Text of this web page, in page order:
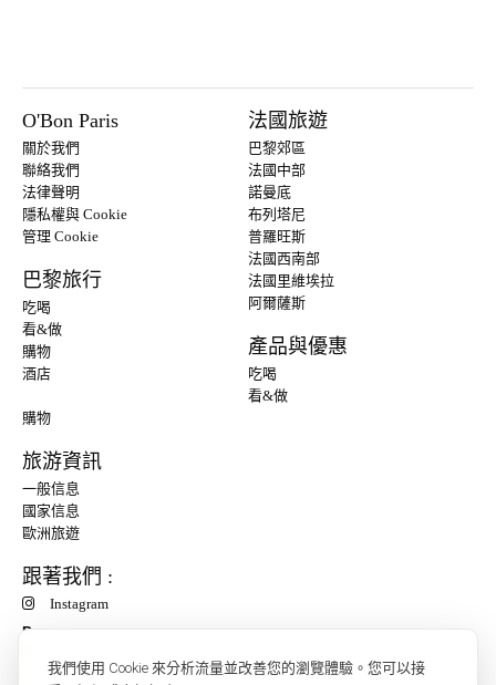
我們使用 Cookie 來分析流量並改善您的瀏覽體驗。您可以接
O'Bon Paris
關於我們
聯絡我們
法律聲明
隱私權與 Cookie
管理 Cookie
巴黎旅行
吃喝
看&做
購物
酒店
法國旅遊
巴黎郊區
法國中部
諾曼底
布列塔尼
普羅旺斯
法國西南部
法國里維埃拉
阿爾薩斯
產品與優惠
吃喝
看&做
購物
旅游資訊
一般信息
國家信息
歐洲旅遊
跟著我們 :
Instagram
P